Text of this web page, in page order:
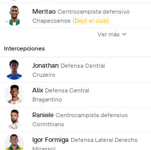
Meritao Centrocampista defensivo
Chapecoense (Dejó el club)
Ver más
Intercepciones
Jonathan Defensa Central
Cruzeiro
Alix Defensa Central
Bragantino
Raniele Centrocampista defensivo
Corinthians
Igor Formiga Defensa Lateral Derecho